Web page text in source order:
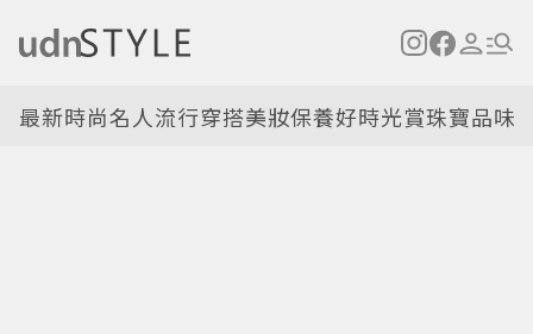
最新時尚名人流行穿搭美妝保養好時光賞珠寶品味